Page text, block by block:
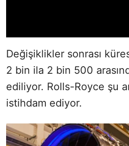
Değişiklikler sonrası
2 bin ila 2 bin 500
ediliyor. Rolls-Royce şu
istihdam ediyor.